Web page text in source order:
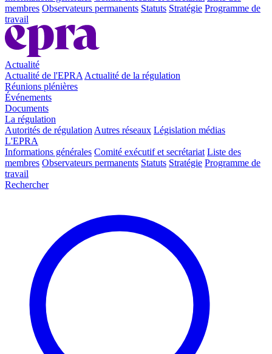
membres Observateurs permanents Statuts Stratégie Programme de
travail
Actualité
Actualité de l'EPRA Actualité de la régulation
Réunions plénières
Événements
Documents
La régulation
Autorités de régulation Autres réseaux Législation médias
L'EPRA
Informations générales Comité exécutif et secrétariat Liste des
membres Observateurs permanents Statuts Stratégie Programme de
travail
Rechercher